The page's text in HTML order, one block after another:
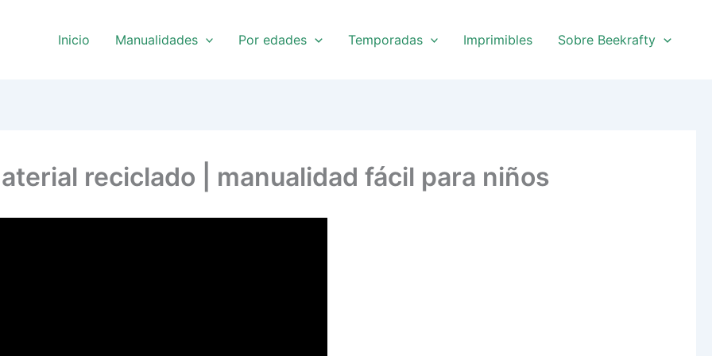
Inicio Manualidades Por edades Temporadas Imprimibles Sobre Beekrafty
reciclado | manualidad fácil para niños